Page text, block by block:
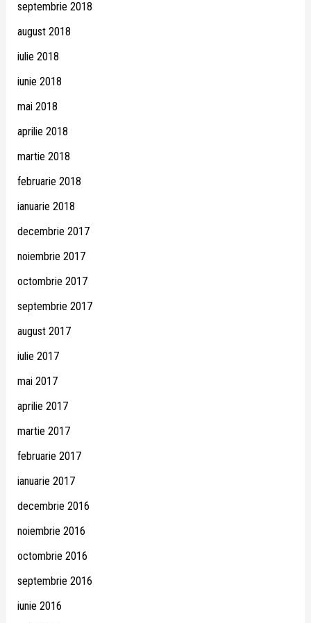
septembrie 2018
august 2018
iulie 2018
iunie 2018
mai 2018
aprilie 2018
martie 2018
februarie 2018
ianuarie 2018
decembrie 2017
noiembrie 2017
octombrie 2017
septembrie 2017
august 2017
iulie 2017
mai 2017
aprilie 2017
martie 2017
februarie 2017
ianuarie 2017
decembrie 2016
noiembrie 2016
octombrie 2016
septembrie 2016
iunie 2016